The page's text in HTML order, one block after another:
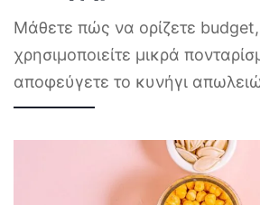
Μάθετε πώς να ορίζετε
χρησιμοποιείτε μικρά
αποφεύγετε το κυνήγι